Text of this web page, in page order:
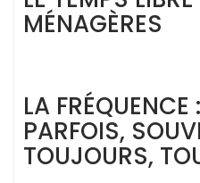
MÉNAGÈRES
LA
PARFOIS,
TOUJOURS,